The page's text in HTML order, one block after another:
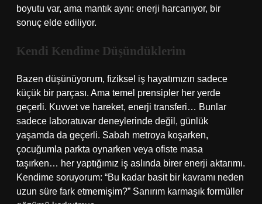
boyutu var, ama mantık aynı: enerji harcanıyor, bir
sonuç elde ediliyor.
Kendi Kendime Düşündüklerim
Bazen düşünüyorum, fiziksel iş hayatımızın sadece
küçük bir parçası. Ama temel prensipler her yerde
geçerli. Kuvvet ve hareket, enerji transferi… Bunlar
sadece laboratuvar deneylerinde değil, günlük
yaşamda da geçerli. Sabah metroya koşarken,
çocuğumla parkta oynarken veya ofiste masa
taşırken… her yaptığımız iş aslında birer enerji aktarımı.
Kendime soruyorum: “Bu kadar basit bir kavramı neden
uzun süre fark etmemişim?” Sanırım karmaşık formüller